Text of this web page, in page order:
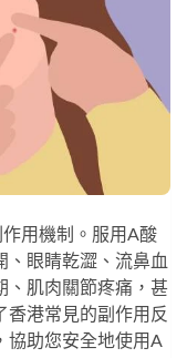
用機制。服用A酸
、眼睛乾澀、流鼻血
、肌肉關節疼痛，甚
香港常見的副作用反
協助您安全地使用A